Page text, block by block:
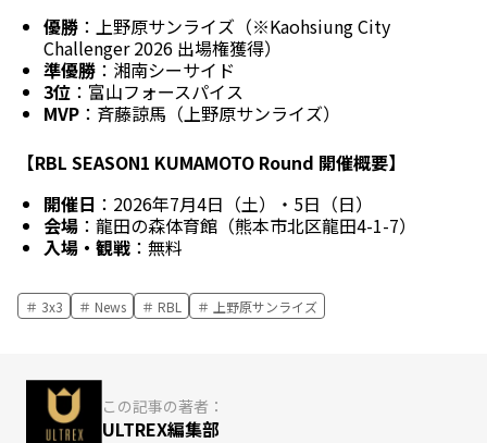
優勝 ：上野原サンライズ（※Kaohsiung City
Challenger 2026 出場権獲得）
準優勝 ：湘南シーサイド
3位 ：富山フォースパイス
MVP ：斉藤諒馬（上野原サンライズ）
【RBL SEASON1 KUMAMOTO Round 開催概要】
開催日 ：2026年7月4日（土）・5日（日）
会場 ：龍田の森体育館（熊本市北区龍田4-1-7）
入場・観戦 ：無料
3x3 News RBL 上野原サンライズ
この記事の著者：
ULTREX編集部